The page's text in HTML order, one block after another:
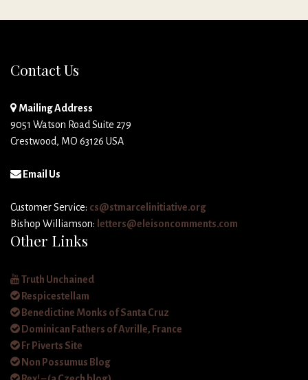
Contact Us
Mailing Address
9051 Watson Road Suite 279
Crestwood, MO 63126 USA
Email Us
Customer Service: cs@stmarcelinitiative.org
Bishop Williamson: letters@eleisoncomments.com
Other Links
Truth Unchained
Respicestellam
Benedictine Monks of Santa Cruz
Dominican Fathers of Avrille, France
Fr Piverts Site
Non Possumus Blog